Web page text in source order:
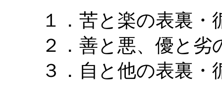
１．苦と楽の表裏
２．善と悪、優と劣
３．自と他の表裏・